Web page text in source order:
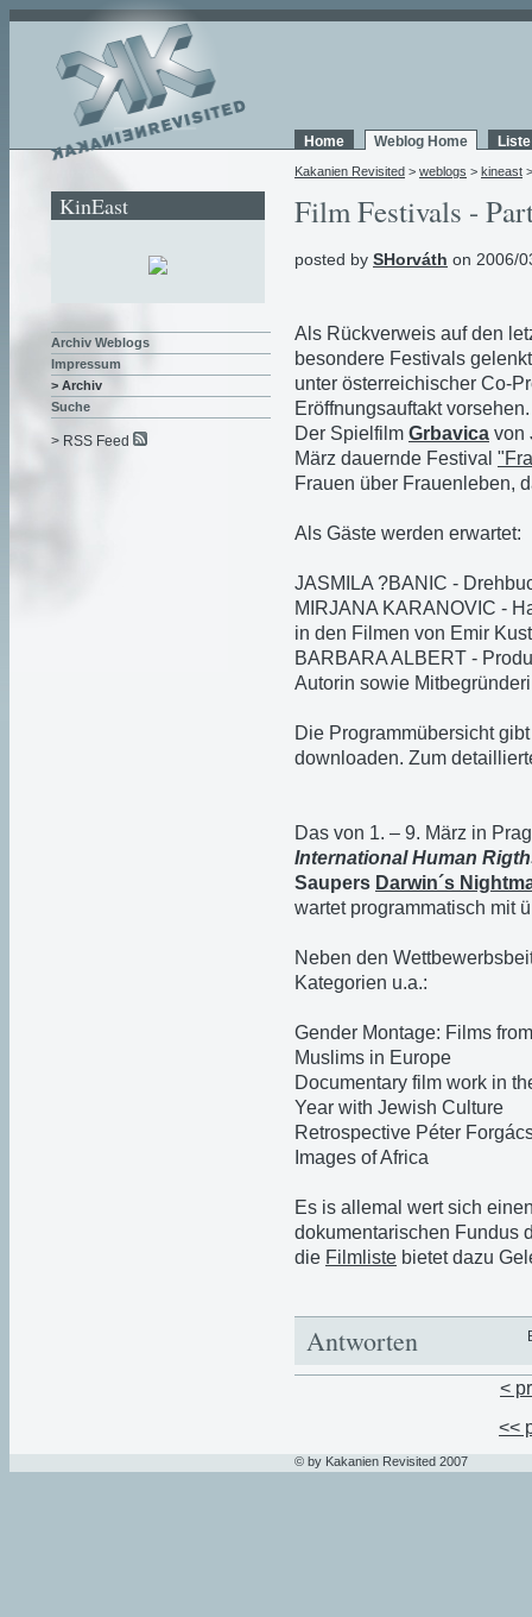
Home Weblog Home
Kakanien Revisited > weblogs > kineast
Film Festivals -
posted by SHorváth on 2006/
Als Rückverweis auf den
besondere Festivals
unter österreichischer Co-
Eröffnungsauftakt vorsehen.
Der Spielfilm Grbavica von
März dauernde Festival
Frauen über Frauenleben,
Als Gäste werden erwartet:
JASMILA ?BANIC -
MIRJANA KARANOVIC -
in den Filmen von Emir
BARBARA ALBERT -
Autorin sowie
Die Programmübersicht
downloaden. Zum
Das von 1. – 9. März in
International Human
Saupers Darwin´s
wartet programmatisch mit
Neben den
Kategorien u.a.:
Gender Montage: Films
Muslims in Europe
Documentary film work in
Year with Jewish Culture
Retrospective Péter
Images of Africa
Es is allemal wert sich
dokumentarischen Fundus
die Filmliste bietet dazu
Antworten
<
<<
KinEast
Archiv Weblogs
Impressum
> Archiv
Suche
> RSS Feed
© by Kakanien Revisited 2007